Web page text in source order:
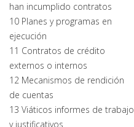
han incumplido contratos
10 Planes y programas en
ejecución
11 Contratos de crédito
externos o internos
12 Mecanismos de rendición
de cuentas
13 Viáticos informes de trabajo
y justificativos